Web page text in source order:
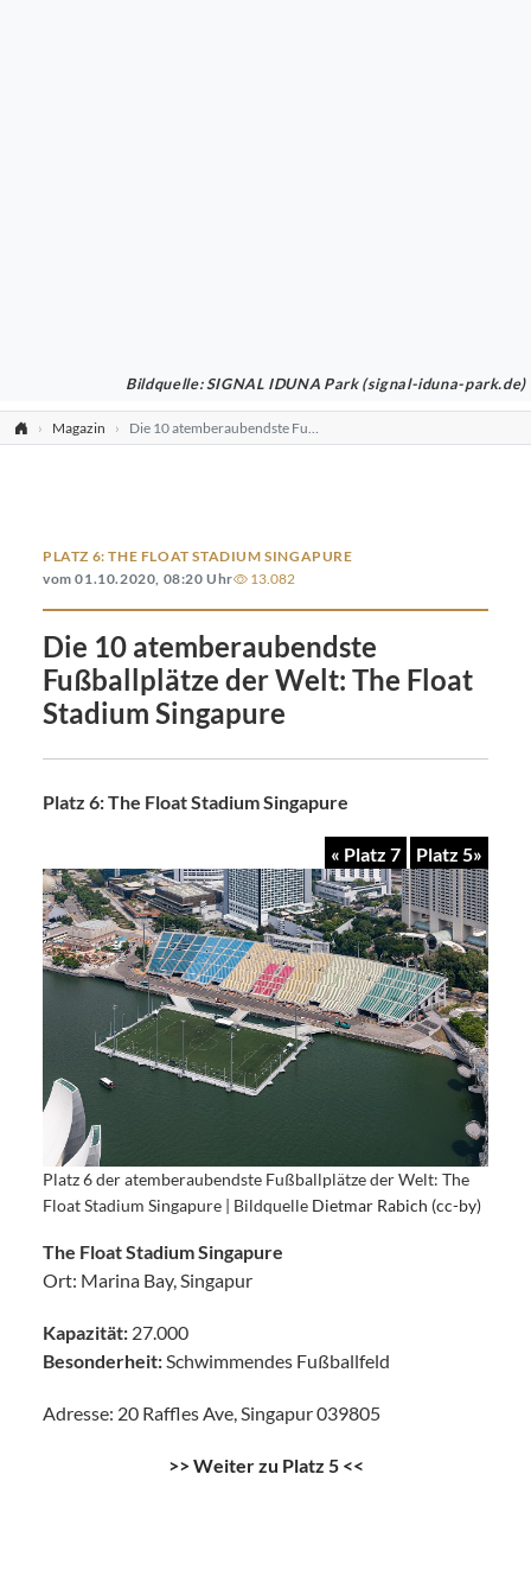
Bildquelle: SIGNAL IDUNA Park (signal-iduna-park.de)
Magazin Die 10 atemberaubendste Fußballplätze der Welt: The Float Stadium Singapure
PLATZ 6: THE FLOAT STADIUM SINGAPURE
vom 01.10.2020, 08:20 Uhr
13.082
Die 10 atemberaubendste
Fußballplätze der Welt: The Float
Stadium Singapure
Platz 6: The Float Stadium Singapure
« Platz 7 Platz 5»
Platz 6 der atemberaubendste Fußballplätze der Welt: The
Float Stadium Singapure | Bildquelle Dietmar Rabich (cc-by)
The Float Stadium Singapure
Ort: Marina Bay, Singapur
Kapazität: 27.000
Besonderheit: Schwimmendes Fußballfeld
Adresse: 20 Raffles Ave, Singapur 039805
>> Weiter zu Platz 5 <<